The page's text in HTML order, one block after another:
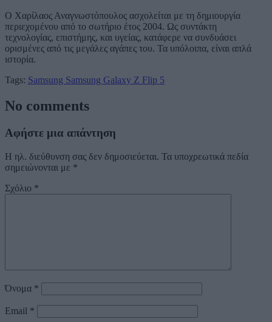
Ο Χαρίλαος Αναγνωστόπουλος ασχολείται με τη δημιουργία
περιεχομένου από το σωτήριο έτος 2004. Ως συντάκτη
τεχνολογίας, επιστήμης, και υγείας, κατάφερε να συνδυάσει
ορισμένες από τις μεγάλες αγάπες του. Τα υπόλοιπα, είναι απλά
ιστορία.
Tags: Samsung Samsung Galaxy Z Flip 5
No comments
Αφήστε μια απάντηση
Η ηλ. διεύθυνση σας δεν δημοσιεύεται. Τα υποχρεωτικά πεδία
σημειώνονται με *
Σχόλιο *
Όνομα *
Email *